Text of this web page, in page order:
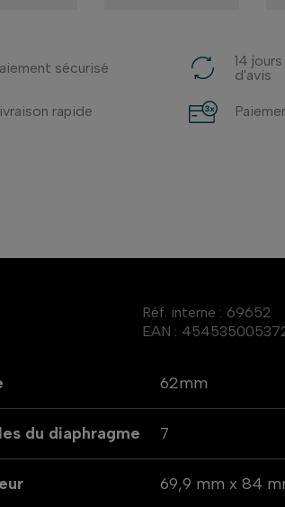
sécurisé
14
d'avis
rapide
Réf. interne : 69652
EAN :
62mm
du diaphragme 7
69,9 mm x 84